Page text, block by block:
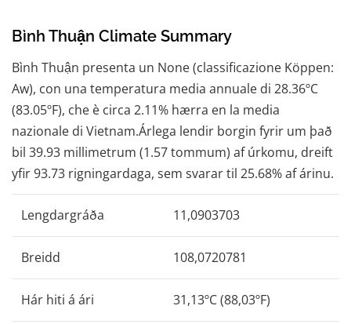
Bình Thuận Climate Summary
Bình Thuận presenta un None (classificazione Köppen:
Aw), con una temperatura media annuale di 28.36ºC
(83.05ºF), che è circa 2.11% hærra en la media
nazionale di Vietnam.Árlega lendir borgin fyrir um það
bil 39.93 millimetrum (1.57 tommum) af úrkomu, dreift
yfir 93.73 rigningardaga, sem svarar til 25.68% af árinu.
Lengdargráða 11,0903703
Breidd 108,0720781
Hár hiti á ári 31,13ºC (88,03ºF)